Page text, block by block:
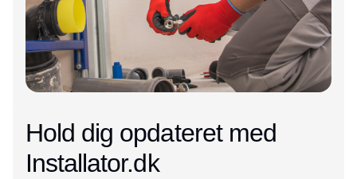
Hold dig opdateret med
Installator.dk